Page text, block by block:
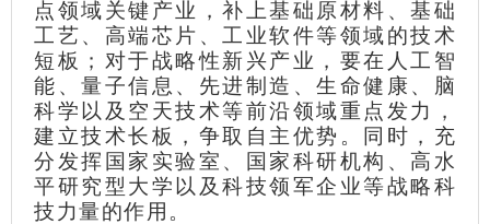
点领域关键产业，补上基础原材料、基础
工艺、高端芯片、工业软件等领域的技术
短板；对于战略性新兴产业，要在人工智
能、量子信息、先进制造、生命健康、脑
科学以及空天技术等前沿领域重点发力，
建立技术长板，争取自主优势。同时，充
分发挥国家实验室、国家科研机构、高水
平研究型大学以及科技领军企业等战略科
技力量的作用。